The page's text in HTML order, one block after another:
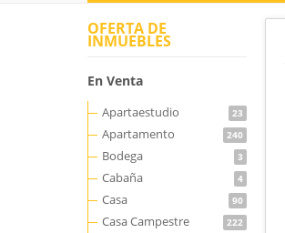
OFERTA DE
INMUEBLES
En Venta
Apartaestudio 23
Apartamento 240
Bodega 3
Cabaña 4
Casa 90
Casa Campestre 222